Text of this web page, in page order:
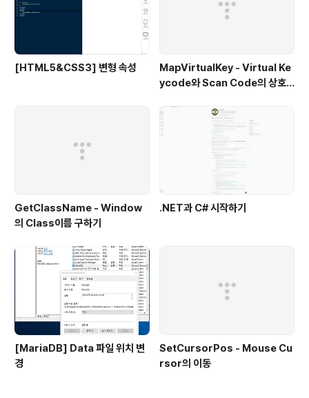
[HTML5&CSS3] 변형 속성
MapVirtualKey - Virtual Ke
ycode와 Scan Code의 상호
GetClassName - Window
의 Class이름 구하기
.NET과 C# 시작하기
[MariaDB] Data 파일 위치 변
경
SetCursorPos - Mouse Cu
rsor의 이동